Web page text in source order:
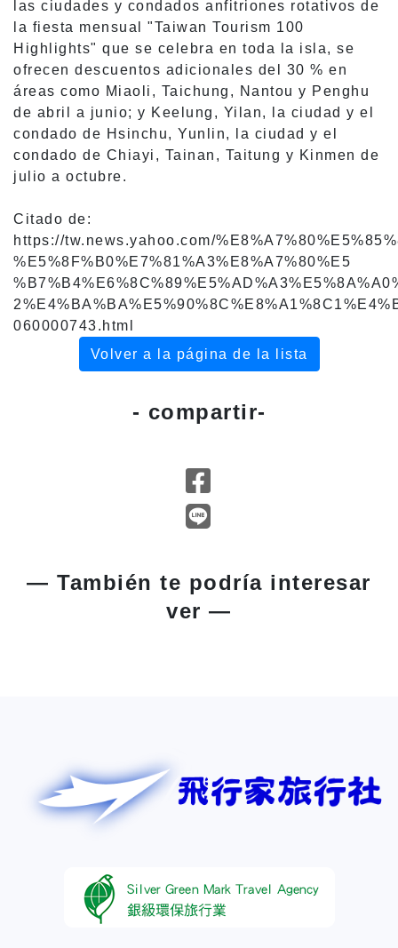
las ciudades y condados anfitriones rotativos de
la fiesta mensual "Taiwan Tourism 100
Highlights" que se celebra en toda la isla, se
ofrecen descuentos adicionales del 30 % en
áreas como Miaoli, Taichung, Nantou y Penghu
de abril a junio; y Keelung, Yilan, la ciudad y el
condado de Hsinchu, Yunlin, la ciudad y el
condado de Chiayi, Tainan, Taitung y Kinmen de
julio a octubre.
Citado de:
https://tw.news.yahoo.com/
%E5%8F%B0%E7%81%A3%E8%A7%80%E5
060000743.html
Volver a la página de la lista
- compartir-
— También te podría interesar
ver —